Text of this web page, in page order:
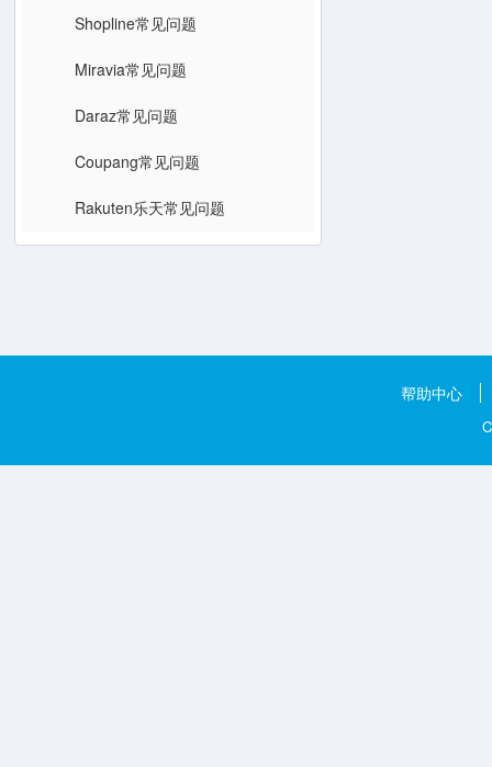
Shopline常见问题
Miravia常见问题
Daraz常见问题
Coupang常见问题
Rakuten乐天常见问题
帮助中心